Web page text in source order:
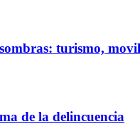
turismo,
de la delincuencia